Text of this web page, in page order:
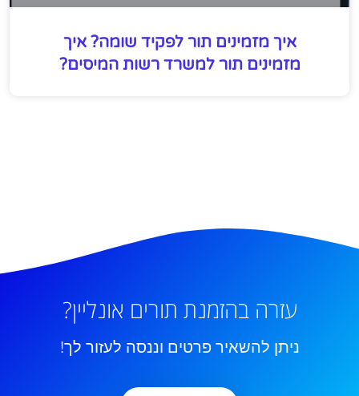
איך מזמינים תור לפקיד שומה? איך
מזמינים תור למשרד רשות המיסים?
עזרה בהזמנת תורים אונליין?
ניתן להשאיר פרטים וננסה לעזור לך!